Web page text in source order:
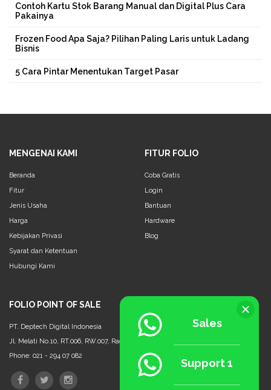
Contoh Kartu Stok Barang Manual dan Digital Plus Cara
Pakainya
Frozen Food Apa Saja? Pilihan Paling Laris untuk Ladang
Bisnis
5 Cara Pintar Menentukan Target Pasar
MENGENAI KAMI
Beranda
Fitur
Jenis Usaha
Harga
Kebijakan Privasi
Syarat dan Ketentuan
Hubungi Kami
FITUR FOLIO
Coba Gratis
Login
Bantuan
Hardware
Blog
FOLIO POINT OF SALE
PT. Deptech Digital Indonesia
Jl. Melati No.10, RT.006, RW.007, Ragunan, Ps. Minggu, Jakarta Selatan - 12550
Phone: 021 - 294 07 082
Sales
Support 1